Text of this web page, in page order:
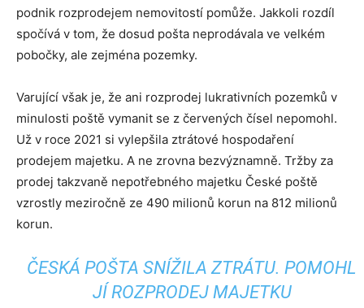
podnik rozprodejem nemovitostí pomůže. Jakkoli rozdíl
spočívá v tom, že dosud pošta neprodávala ve velkém
pobočky, ale zejména pozemky.
Varující však je, že ani rozprodej lukrativních pozemků v
minulosti poště vymanit se z červených čísel nepomohl.
Už v roce 2021 si vylepšila ztrátové hospodaření
prodejem majetku. A ne zrovna bezvýznamně. Tržby za
prodej takzvaně nepotřebného majetku České poště
vzrostly meziročně ze 490 milionů korun na 812 milionů
korun.
ČESKÁ POŠTA SNÍŽILA ZTRÁTU. POMOHL
JÍ ROZPRODEJ MAJETKU